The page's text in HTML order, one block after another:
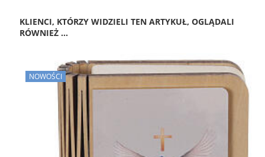
KLIENCI, KTÓRZY WIDZIELI TEN ARTYKUŁ, OGLĄDALI
RÓWNIEŻ ...
NOWOŚCI